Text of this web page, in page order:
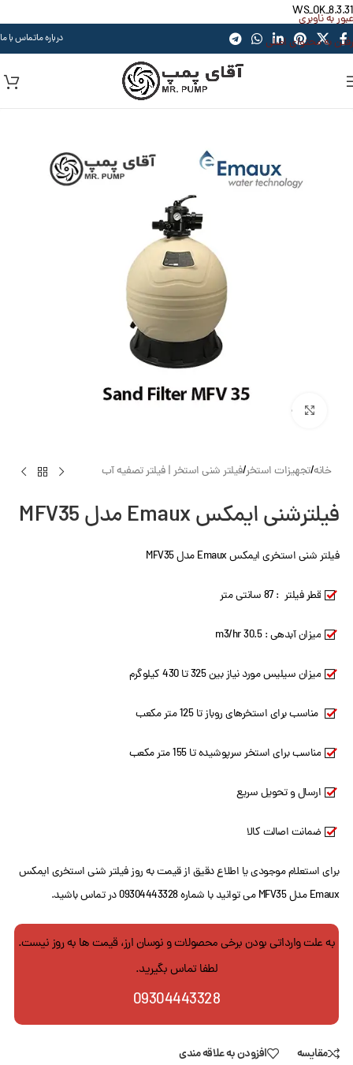
WS_OK_8.3.31
عبور به ناوبری
رفتن به محتوای اصلی
درباره ماتماس با ما
بزرگنمایی تصویر
خانه/تجهیزات استخر/فیلتر شنی استخر | فیلتر تصفیه آب
فیلترشنی ایمکس Emaux مدل MFV35
فیلتر شنی استخری ایمکس Emaux مدل MFV35
قطر فیلتر : 87 سانتی متر
میزان آبدهی : 30.5 m3/hr
میزان سیلیس مورد نیاز بین 325 تا 430 کیلوگرم
مناسب برای استخرهای روباز تا 125 متر مکعب
مناسب برای استخر سرپوشیده تا 155 متر مکعب
ارسال و تحویل سریع
ضمانت اصالت کالا
برای استعلام موجودی یا اطلاع دقیق از قیمت به روز فیلتر شنی استخری ایمکس
Emaux مدل MFV35 می توانید با شماره 09304443328 در تماس باشید.
به علت وارداتی بودن برخی محصولات و نوسان ارز، قیمت ها به روز نیست.
لطفا تماس بگیرید.
09304443328
مقایسه افزودن به علاقه مندی